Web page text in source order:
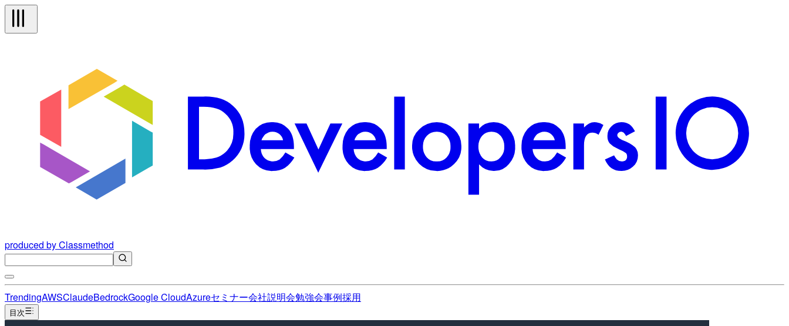
produced by Classmethod
TrendingAWSClaudeBedrockGoogle CloudAzureセミナー会社説明会勉強会事例採用
目次